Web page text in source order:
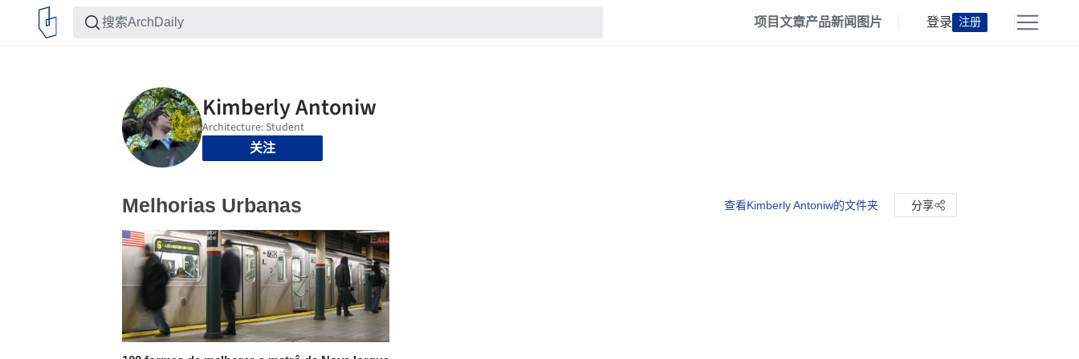
项目文章产品新闻 图片 登录 注册
关注
Melhorias Urbanas 查看Kimberly Antoniw的文件夹 分享